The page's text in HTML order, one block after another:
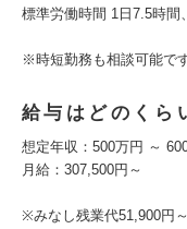
標準労働時間 1日7.5時間
※時短勤務も相談可能で
給与はどのくら
想定年収：500万円 ～
月給：307,500円～
※みなし残業代51,900円